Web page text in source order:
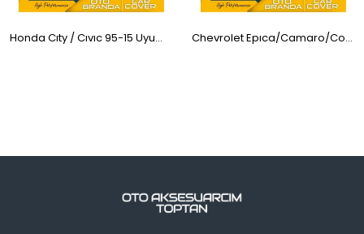
Honda Cıty / Cıvıc 95-15 Uyumlu Oto Araba Brandası Koruyucu Örtü 4 Mevsim SD3 Chevrolet Epıca/Camaro/Corvette Uyumlu Oto Araba Brandası Koruyucu Örtü 4 Mevsim SD4